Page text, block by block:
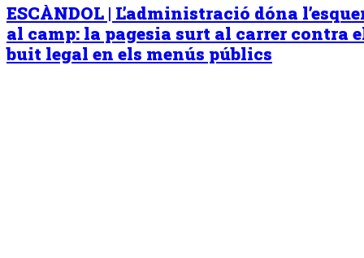
ESCÀNDOL | L’administració dóna
al camp: la pagesia surt al carrer contra
buit legal en els menús públics